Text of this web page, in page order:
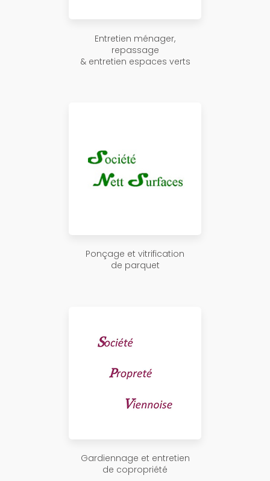
Entretien ménager,
repassage
& entretien espaces verts
Ponçage et vitrification
de parquet
Gardiennage et entretien
de copropriété